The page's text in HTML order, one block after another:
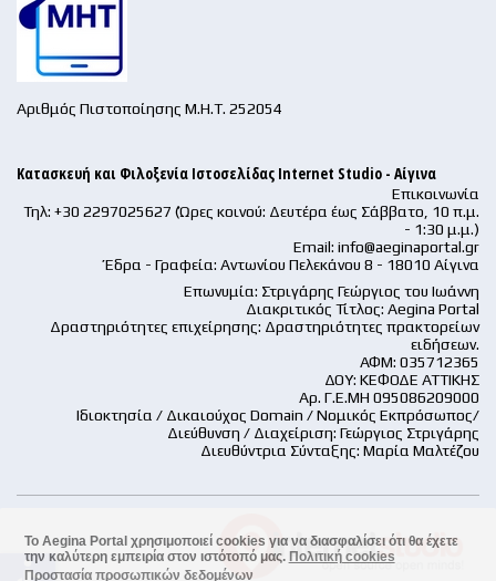
Το Aegina Portal χρησιμοποιεί cookies για να διασφαλίσει ότι θα έχετε
την καλύτερη εμπειρία στον ιστότοπό μας. Πολιτική cookies
Προστασία προσωπικών δεδομένων
Αριθμός Πιστοποίησης Μ.Η.Τ. 252054
Κατασκευή και Φιλοξενία Ιστοσελίδας Internet Studio - Αίγινα
Επικοινωνία
Τηλ: +30 2297025627 (Ώρες κοινού: Δευτέρα έως Σάββατο, 10 π.μ.
- 1:30 μ.μ.)
Email: info@aeginaportal.gr
Έδρα - Γραφεία: Αντωνίου Πελεκάνου 8 - 18010 Αίγινα
Επωνυμία: Στριγάρης Γεώργιος του Ιωάννη
Διακριτικός Τίτλος: Aegina Portal
Δραστηριότητες επιχείρησης: Δραστηριότητες πρακτορείων
ειδήσεων.
ΑΦΜ: 035712365
ΔΟΥ: ΚΕΦΟΔΕ ΑΤΤΙΚΗΣ
Αρ. Γ.Ε.ΜΗ 095086209000
Ιδιοκτησία / Δικαιούχος Domain / Νομικός Εκπρόσωπος/
Διεύθυνση / Διαχείριση: Γεώργιος Στριγάρης
Διευθύντρια Σύνταξης: Μαρία Μαλτέζου